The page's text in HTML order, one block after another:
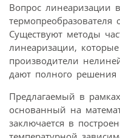
Вопрос линеаризации
Существуют методы
линеаризации,
производители
дают полного решения
Предлагаемый в
основанный на
заключается в